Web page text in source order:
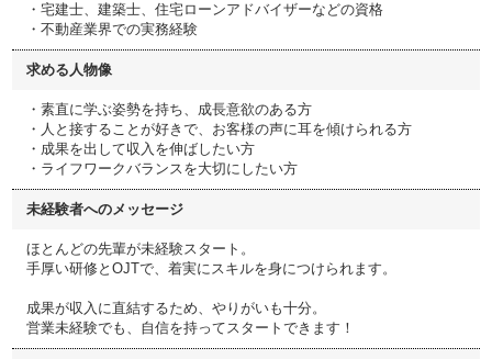
・宅建士、建築士、住宅ローンアドバイザーなどの資格
・不動産業界での実務経験
求める人物像
・素直に学ぶ姿勢を持ち、成長意欲のある方
・人と接することが好きで、お客様の声に耳を傾けられる方
・成果を出して収入を伸ばしたい方
・ライフワークバランスを大切にしたい方
未経験者へのメッセージ
ほとんどの先輩が未経験スタート。
手厚い研修とOJTで、着実にスキルを身につけられます。
成果が収入に直結するため、やりがいも十分。
営業未経験でも、自信を持ってスタートできます！